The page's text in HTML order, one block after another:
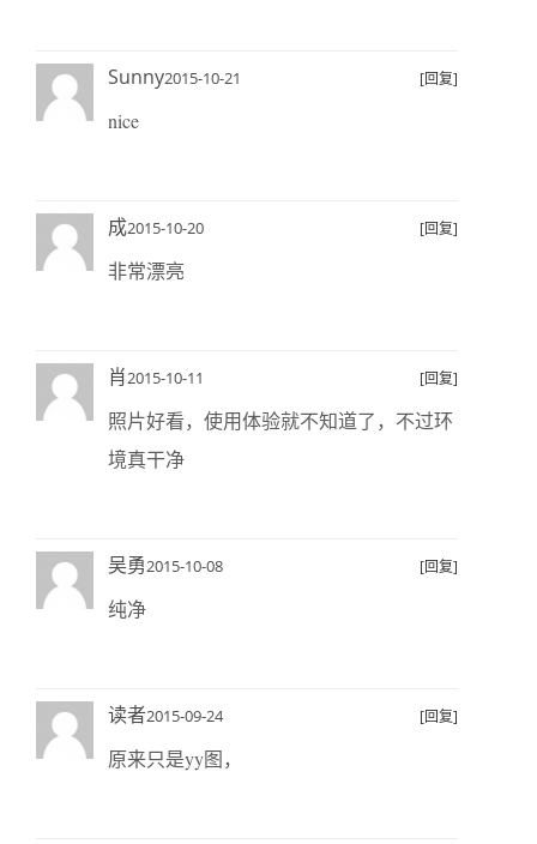
Sunny2015-10-21 [回复]
nice
成2015-10-20 [回复]
非常漂亮
肖2015-10-11 [回复]
照片好看，使用体验就不知道了，不过环
境真干净
吴勇2015-10-08 [回复]
纯净
读者2015-09-24 [回复]
原来只是yy图，